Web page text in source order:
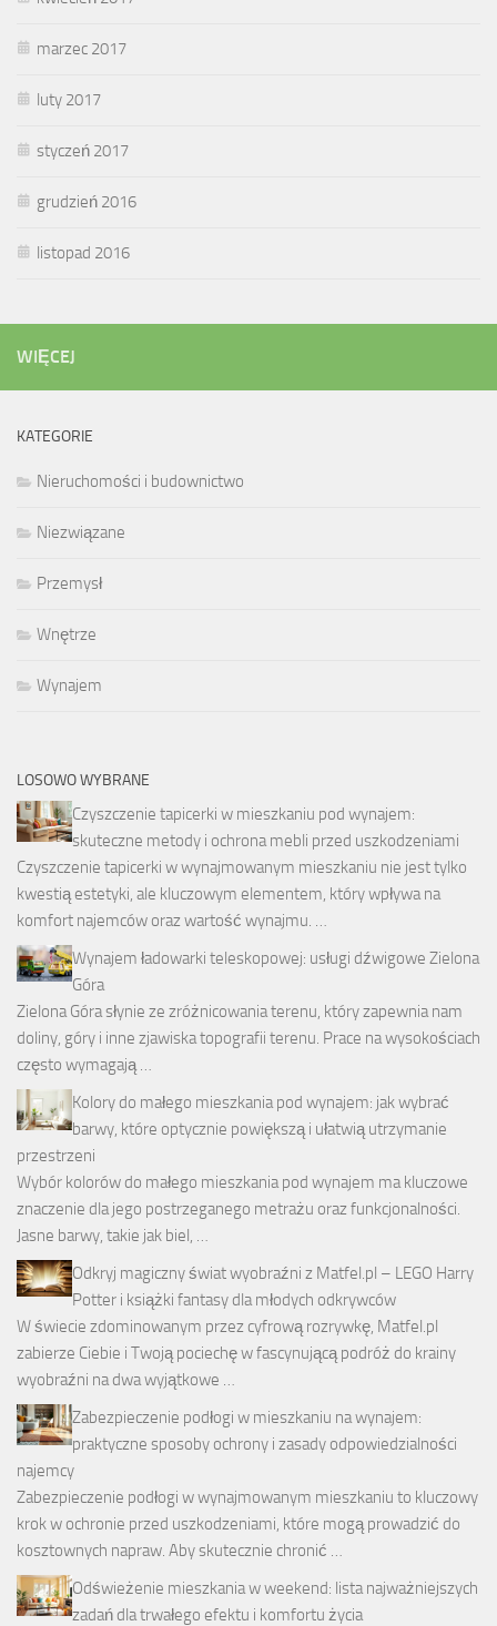
marzec 2017
luty 2017
styczeń 2017
grudzień 2016
listopad 2016
WIĘCEJ
KATEGORIE
Nieruchomości i budownictwo
Niezwiązane
Przemysł
Wnętrze
Wynajem
LOSOWO WYBRANE
Czyszczenie tapicerki w mieszkaniu pod wynajem:
skuteczne metody i ochrona mebli przed uszkodzeniami
Czyszczenie tapicerki w wynajmowanym mieszkaniu nie jest tylko
kwestią estetyki, ale kluczowym elementem, który wpływa na
komfort najemców oraz wartość wynajmu. …
Wynajem ładowarki teleskopowej: usługi dźwigowe Zielona
Góra
Zielona Góra słynie ze zróżnicowania terenu, który zapewnia nam
doliny, góry i inne zjawiska topografii terenu. Prace na wysokościach
często wymagają …
Kolory do małego mieszkania pod wynajem: jak wybrać
barwy, które optycznie powiększą i ułatwią utrzymanie
przestrzeni
Wybór kolorów do małego mieszkania pod wynajem ma kluczowe
znaczenie dla jego postrzeganego metrażu oraz funkcjonalności.
Jasne barwy, takie jak biel, …
Odkryj magiczny świat wyobraźni z Matfel.pl – LEGO Harry
Potter i książki fantasy dla młodych odkrywców
W świecie zdominowanym przez cyfrową rozrywkę, Matfel.pl
zabierze Ciebie i Twoją pociechę w fascynującą podróż do krainy
wyobraźni na dwa wyjątkowe …
Zabezpieczenie podłogi w mieszkaniu na wynajem:
praktyczne sposoby ochrony i zasady odpowiedzialności
najemcy
Zabezpieczenie podłogi w wynajmowanym mieszkaniu to kluczowy
krok w ochronie przed uszkodzeniami, które mogą prowadzić do
kosztownych napraw. Aby skutecznie chronić …
Odświeżenie mieszkania w weekend: lista najważniejszych
zadań dla trwałego efektu i komfortu życia